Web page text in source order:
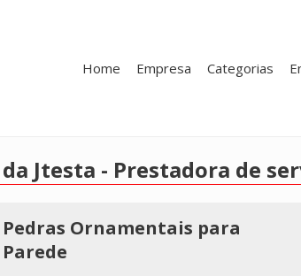
Home Empresa Categorias
Jtesta - Prestadora de
Pedras Ornamentais para
Parede